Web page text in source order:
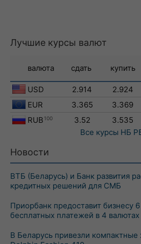
Лучшие курсы валют
валюта сдать купить
USD 2.914 2.924
EUR
3.365 3.369
RUB 100 3.52 3.535
Все курсы НБ
Новости
ВТБ (Беларусь) и Банк развития
кредитных решений для СМБ
Приорбанк предоставит бизнесу
бесплатных платежей в 4 валютах
В Беларусь привезли компактные